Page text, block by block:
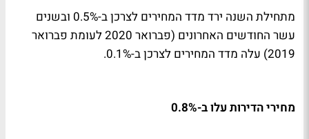
מתחילת השנה ירד מדד המחירים לצרכן ב-0.5% ובשנים
עשר החודשים האחרונים (פברואר 2020 לעומת פברואר
2019) עלה מדד המחירים לצרכן ב-0.1%.
מחירי הדירות עלו ב-0.8%